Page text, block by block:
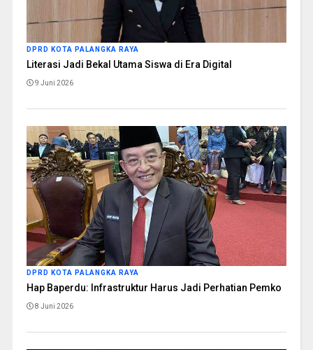
DPRD KOTA PALANGKA RAYA
Literasi Jadi Bekal Utama Siswa di Era Digital
9 Juni 2026
DPRD KOTA PALANGKA RAYA
Hap Baperdu: Infrastruktur Harus Jadi Perhatian Pemko
8 Juni 2026